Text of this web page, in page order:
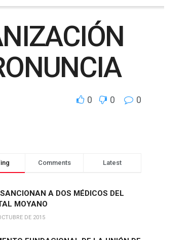
0 0 0
Comments Latest
A DOS MÉDICOS DEL
MOYANO
DE 2015